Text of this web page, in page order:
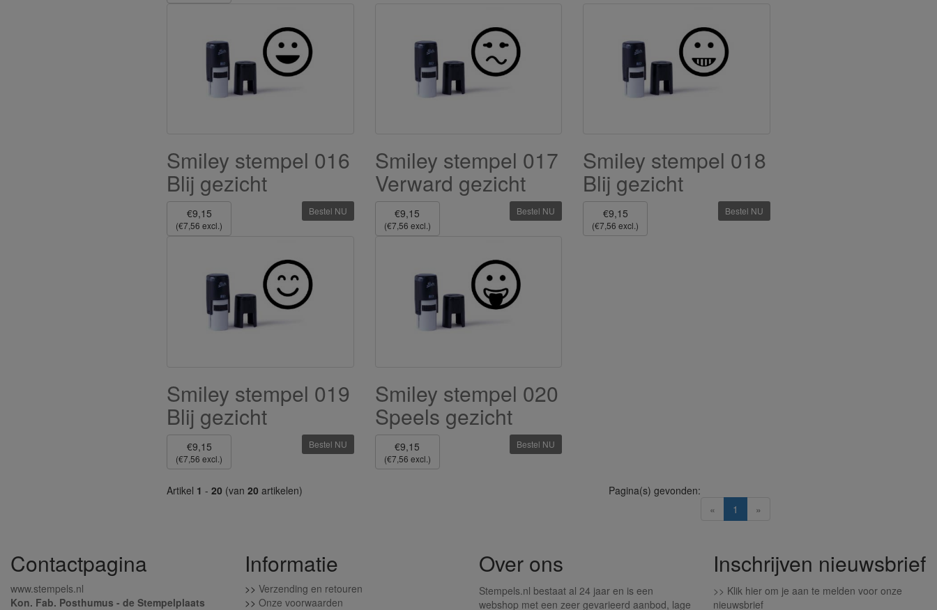
Smiley stempel 016
Blij gezicht
€9,15
(€7,56 excl.)
Bestel NU
Smiley stempel 017
Verward gezicht
€9,15
(€7,56 excl.)
Bestel NU
Smiley stempel 018
Blij gezicht
€9,15
(€7,56 excl.)
Bestel NU
Smiley stempel 019
Blij gezicht
€9,15
(€7,56 excl.)
Bestel NU
Smiley stempel 020
Speels gezicht
€9,15
(€7,56 excl.)
Bestel NU
Artikel 1 - 20 (van 20 artikelen)
«
1 (current)
»
Pagina(s) gevonden:
Contactpagina
www.stempels.nl
Kon. Fab. Posthumus - de Stempelplaats
Informatie
>> Verzending en retouren
>> Onze voorwaarden
Over ons
Stempels.nl bestaat al 24 jaar en is een
webshop met een zeer gevarieerd aanbod, lage
Inschrijven nieuwsbrief
>> Klik hier om je aan te melden voor onze
nieuwsbrief